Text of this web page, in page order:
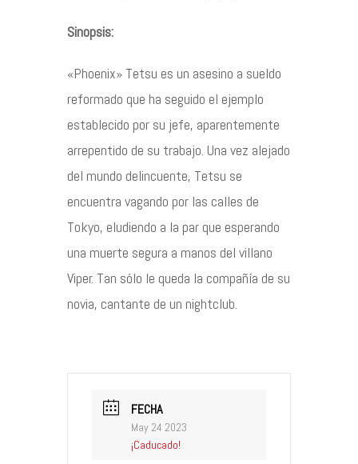
Sinopsis:
«Phoenix» Tetsu es un asesino a sueldo
reformado que ha seguido el ejemplo
establecido por su jefe, aparentemente
arrepentido de su trabajo. Una vez alejado
del mundo delincuente, Tetsu se
encuentra vagando por las calles de
Tokyo, eludiendo a la par que esperando
una muerte segura a manos del villano
Viper. Tan sólo le queda la compañía de su
novia, cantante de un nightclub.
FECHA
May 24 2023
¡Caducado!